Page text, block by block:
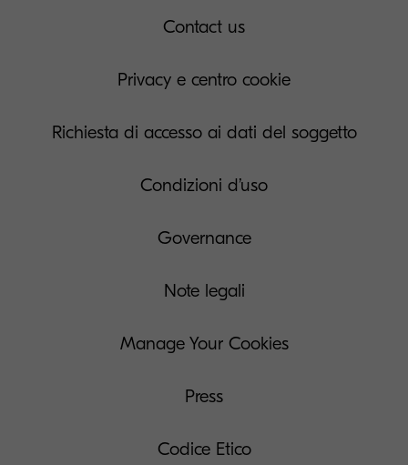
Contact us
Privacy e centro cookie
Richiesta di accesso ai dati del soggetto
Condizioni d’uso
Governance
Note legali
Manage Your Cookies
Press
Codice Etico